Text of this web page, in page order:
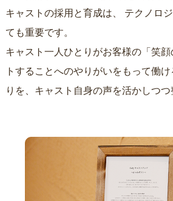
キャストの採用と育成は、
ても重要です。
キャスト一人ひとりがお客様の「笑
トすることへのやりがいをもって働け
りを、キャスト自身の声を活かしつつ